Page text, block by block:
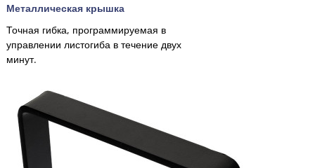
Металлическая крышка
Точная гибка, программируемая в
управлении листогиба в течение двух
минут.